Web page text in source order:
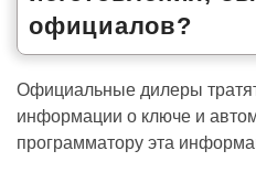
официалов?
Официальные дилеры
информации о ключе и
программатору эта